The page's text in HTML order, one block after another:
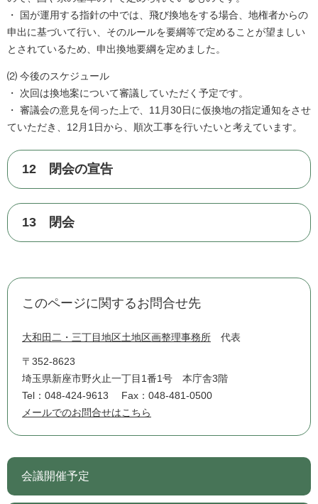
・ 国が運用する指針の中では、飛び換地をする場合、地権者からの
申出に基づいて行い、そのルールを要綱等で定めることが望ましい
とされているため、申出換地要綱を定めました。
⑵ 今後のスケジュール
・ 次回は換地案について審議していただく予定です。
・ 審議会の意見を伺った上で、11月30日に仮換地の指定通知をさせ
ていただき、12月1日から、順次工事を行いたいと考えています。
12 閉会の宣告
13 閉会
このページに関するお問合せ先
大和田二・三丁目地区土地区画整理事務所 代表
〒352-8623
埼玉県新座市野火止一丁目1番1号 本庁舎3階
Tel：048-424-9613
Fax：048-481-0500
メールでのお問合せはこちら
会議開催予定